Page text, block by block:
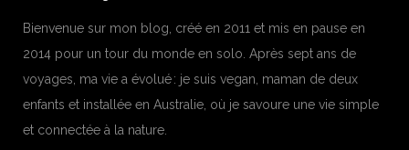
Bienvenue sur mon blog, créé en 2011 et mis en pause en
2014 pour un tour du monde en solo. Après sept ans de
voyages, ma vie a évolué : je suis vegan, maman de deux
enfants et installée en Australie, où je savoure une vie simple
et connectée à la nature.